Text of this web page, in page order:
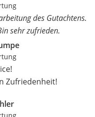
des Gutachtens.
sehr zufrieden.
Zufriedenheit!